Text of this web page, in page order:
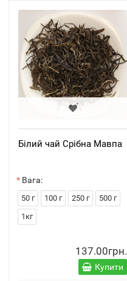
Білий чай Срібна Мавпа
Вага:
50 г 100 г 250 г
500 г
1кг
137.00грн.
Купити